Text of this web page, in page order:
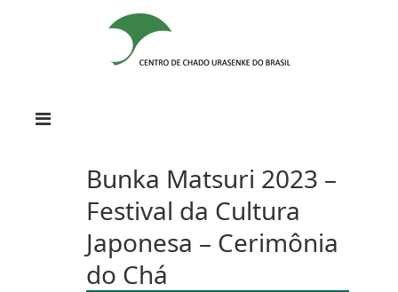
Bunka Matsuri 2023 –
Festival da Cultura
Japonesa – Cerimônia
do Chá